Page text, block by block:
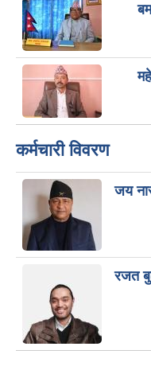
कर्मचारी विवरण
जय
रजत